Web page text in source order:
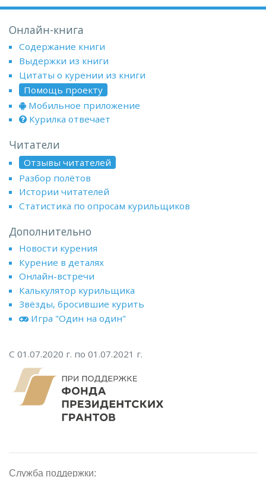
Онлайн-книга
Содержание книги
Выдержки из книги
Цитаты о курении из книги
Помощь проекту
Мобильное приложение
Курилка отвечает
Читатели
Отзывы читателей
Разбор полётов
Истории читателей
Статистика по опросам курильщиков
Дополнительно
Новости курения
Курение в деталях
Онлайн-встречи
Калькулятор курильщика
Звёзды, бросившие курить
Игра "Один на один"
С 01.07.2020 г. по 01.07.2021 г.
Служба поддержки: